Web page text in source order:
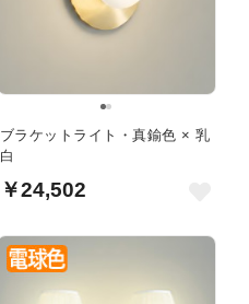
ブラケットライト・真鍮色 × 乳
白
￥24,502